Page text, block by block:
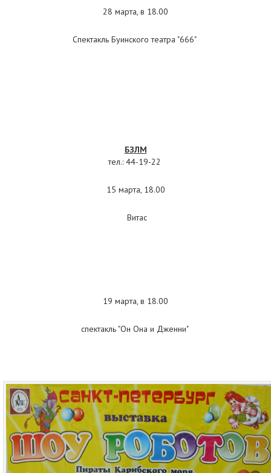
28 марта, в 18.00
Спектакль Буинского театра "666"
БЗЛМ
тел.: 44-19-22
15 марта, 18.00
Витас
19 марта, в 18.00
спектакль "Он Она и Дженни"